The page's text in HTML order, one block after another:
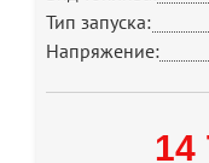
Тип запуска:
Напряжение:
14